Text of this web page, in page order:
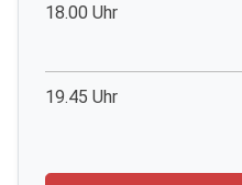
18.00 Uhr
19.45 Uhr